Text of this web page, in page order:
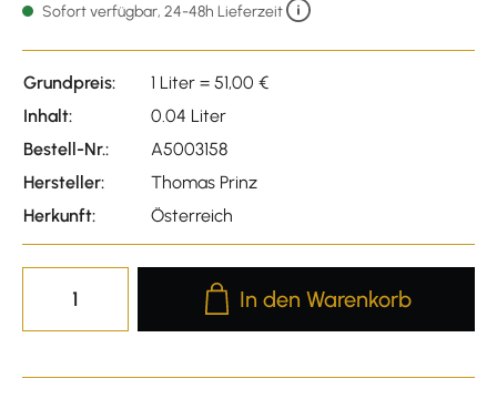
Sofort verfügbar, 24-48h Lieferzeit
Grundpreis:
1 Liter = 51,00 €
Inhalt:
0.04 Liter
Bestell-Nr.:
A5003158
Hersteller:
Thomas Prinz
Herkunft:
Österreich
Produkt Anzahl: Gib den
In den Warenkorb